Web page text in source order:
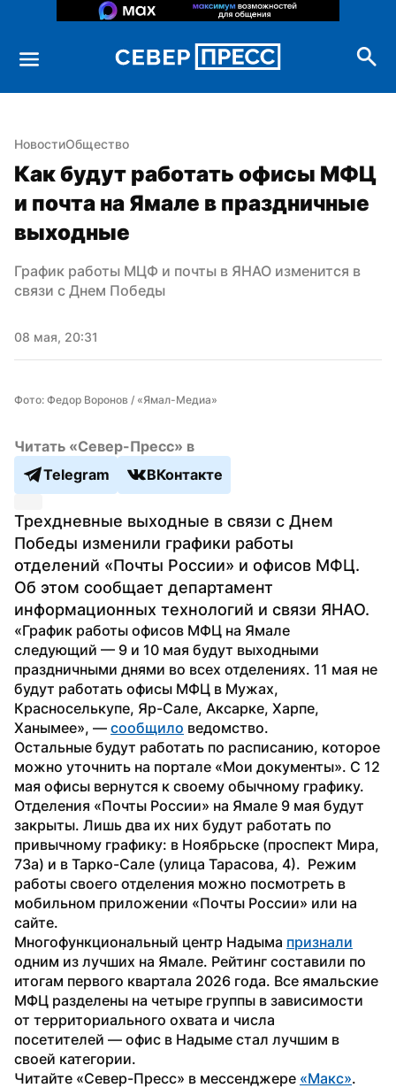
НовостиОбщество
Как будут работать офисы МФЦ
и почта на Ямале в праздничные
выходные
График работы МЦФ и почты в ЯНАО изменится в
связи с Днем Победы
08 мая, 20:31
Фото: Федор Воронов / «Ямал-Медиа»
Читать «Север-Пресс» в
Telegram
ВКонтакте
Трехдневные выходные в связи с Днем
Победы изменили графики работы
отделений «Почты России» и офисов МФЦ.
Об этом сообщает департамент
информационных технологий и связи ЯНАО.
«График работы офисов МФЦ на Ямале
следующий — 9 и 10 мая будут выходными
праздничными днями во всех отделениях. 11 мая не
будут работать офисы МФЦ в Мужах,
Красноселькупе, Яр-Сале, Аксарке, Харпе,
Ханымее», — сообщило ведомство.
Остальные будут работать по расписанию, которое
можно уточнить на портале «Мои документы». С 12
мая офисы вернутся к своему обычному графику.
Отделения «Почты России» на Ямале 9 мая будут
закрыты. Лишь два их них будут работать по
привычному графику: в Ноябрьске (проспект Мира,
73а) и в Тарко-Сале (улица Тарасова, 4).  Режим
работы своего отделения можно посмотреть в
мобильном приложении «Почты России» или на
сайте.
Многофункциональный центр Надыма признали
одним из лучших на Ямале. Рейтинг составили по
итогам первого квартала 2026 года. Все ямальские
МФЦ разделены на четыре группы в зависимости
от территориального охвата и числа
посетителей — офис в Надыме стал лучшим в
своей категории.
Читайте «Север-Пресс» в мессенджере «Макс».